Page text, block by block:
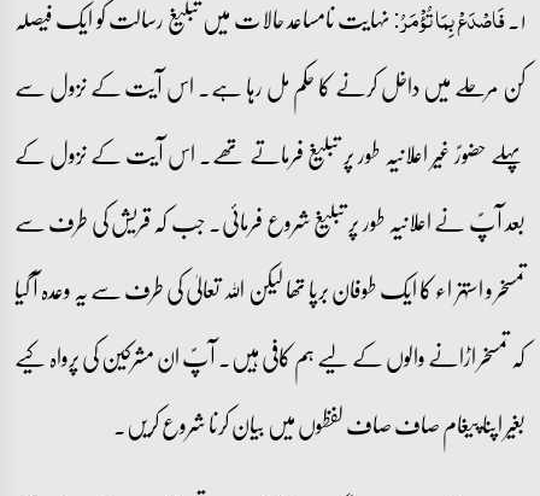
۱۔ فَاصۡدَعۡ بِمَا تُؤۡمَرُ:نہایت نامساعد حالات میں تبلیغ رسالت کو ایک فیصلہ
کن مرحلے میں داخل کرنے کا حکم مل رہا ہے۔ اس آیت کے نزول سے
پہلے حضورؐ غیر اعلانیہ طور پر تبلیغ فرماتے تھے۔ اس آیت کے نزول کے
بعد آپؐ نے اعلانیہ طور پر تبلیغ شروع فرمائی۔ جب کہ قریش کی طرف سے
تمسخر و استہزاء کا ایک طوفان برپا تھا لیکن اللہ تعالیٰ کی طرف سے یہ وعدہ آ گیا
کہ تمسخر اڑانے والوں کے لیے ہم کافی ہیں۔ آپؐ ان مشرکین کی پرواہ کیے
بغیر اپنا پیغام صاف صاف لفظوں میں بیان کرنا شروع کریں۔